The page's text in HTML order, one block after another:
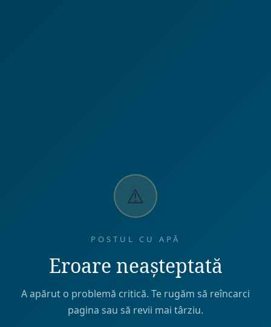
⚠️
POSTUL CU APĂ
Eroare neașteptată
A apărut o problemă critică. Te rugăm să reîncarci
pagina sau să revii mai târziu.